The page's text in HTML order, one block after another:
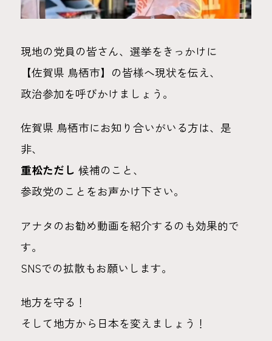
現地の党員の皆さん、選挙をきっかけに
【佐賀県 鳥栖市】の皆様へ現状を伝え、
政治参加を呼びかけましょう。
佐賀県 鳥栖市にお知り合いがいる方は、是
非、
重松ただし 候補のこと、
参政党のことをお声かけ下さい。
アナタのお勧め動画を紹介するのも効果的で
す。
SNSでの拡散もお願いします。
地方を守る！
そして地方から日本を変えましょう！